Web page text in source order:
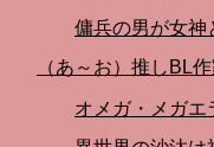
傭兵の男が女神
（あ～お）推しBL
オメガ・メガエ